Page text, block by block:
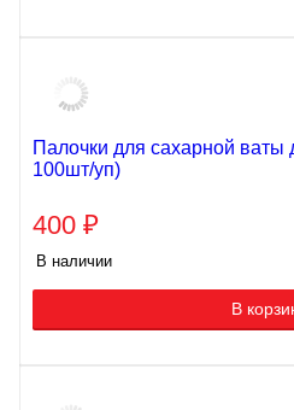
Палочки для сахарной
100шт/уп)
400 ₽
В наличии
В